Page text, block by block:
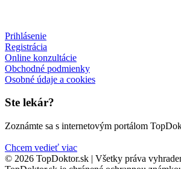
Prihlásenie
Registrácia
Online konzultácie
Obchodné podmienky
Osobné údaje a cookies
Ste lekár?
Zoznámte sa s internetovým portálom
Chcem vedieť viac
© 2026 TopDoktor.sk | Všetky práva